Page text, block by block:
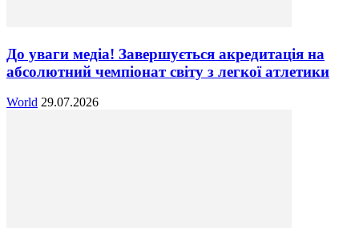
До уваги медіа! Завершується акредитація на
абсолютний чемпіонат світу з легкої атлетики
World 29.07.2026